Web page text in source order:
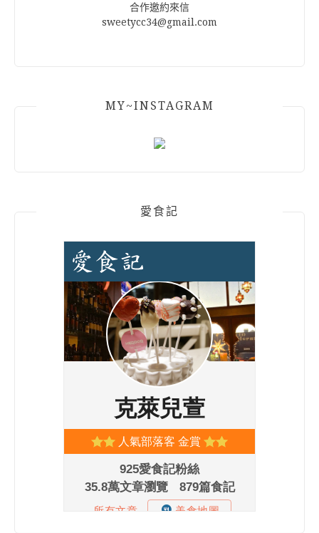
合作邀約來信
sweetycc34@gmail.com
MY~INSTAGRAM
愛食記